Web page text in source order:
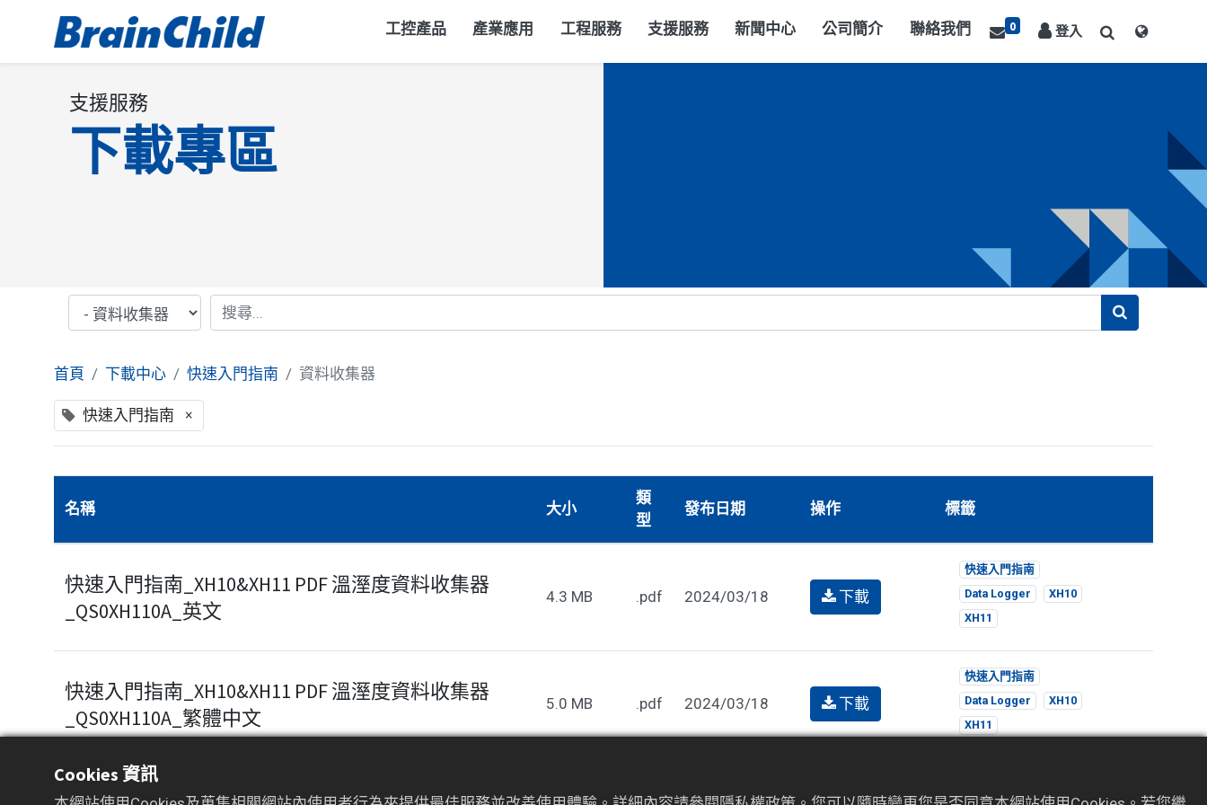
工控產品 產業應用 工程服務 支援服務 新聞中心 公司簡介 聯絡我們 0 登入
支援服務
下載專區
首頁 下載中心 快速入門指南 資料收集器
快速入門指南 ×
名稱 大小
類
型
發布日期 操作 標籤
快速入門指南_XH10&XH11 PDF 溫溼度資料收集器
_QS0XH110A_英文
4.3 MB .pdf 2024/03/18 下載
快速入門指南
Data Logger
XH10
XH11
快速入門指南_XH10&XH11 PDF 溫溼度資料收集器
_QS0XH110A_繁體中文
5.0 MB .pdf 2024/03/18 下載
快速入門指南
Data Logger
XH10
XH11
快速入門指南_XH12 Wi-Fi 溫溼度資料收集器_英文 687.7 kB .pdf 2024/12/10 下載
Cookies 資訊